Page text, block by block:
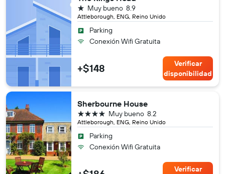
Attleborough, ENG, Reino Unido
8.9
Muy bueno
1 estrella
Parking
Conexión Wifi Gratuita
+$148
Verificar
disponibilidad
Sherbourne House
Attleborough, ENG, Reino Unido
8.2
Muy bueno
4 estrellas
Parking
Conexión Wifi Gratuita
Verificar